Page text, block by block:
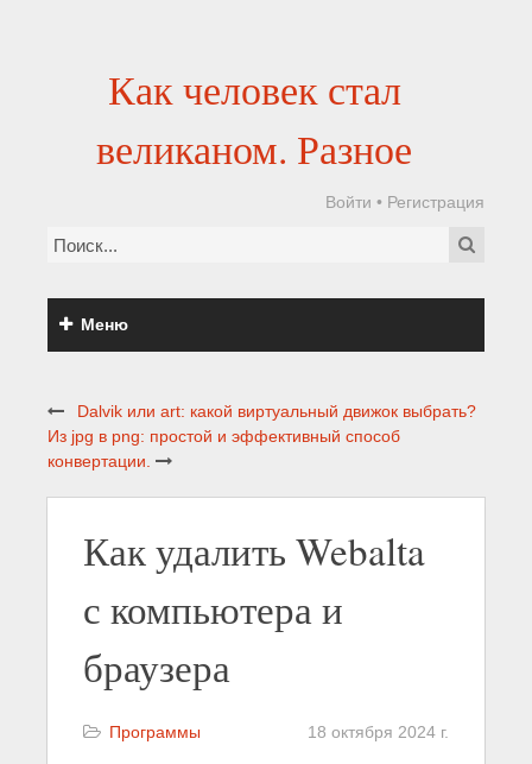
Как человек стал
великаном. Разное
Войти • Регистрация
Меню
Dalvik или art: какой виртуальный движок выбрать?
Из jpg в png: простой и эффективный способ
конвертации.
Как удалить Webalta
с компьютера и
браузера
Программы 18 октября 2024 г.